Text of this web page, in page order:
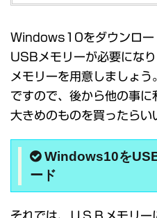
Windows10をダウンロー
USBメモリーが必要にな
メモリーを用意しましょ
ですので、後から他の事
大きめのものを買ったらい
Windows10を
ード